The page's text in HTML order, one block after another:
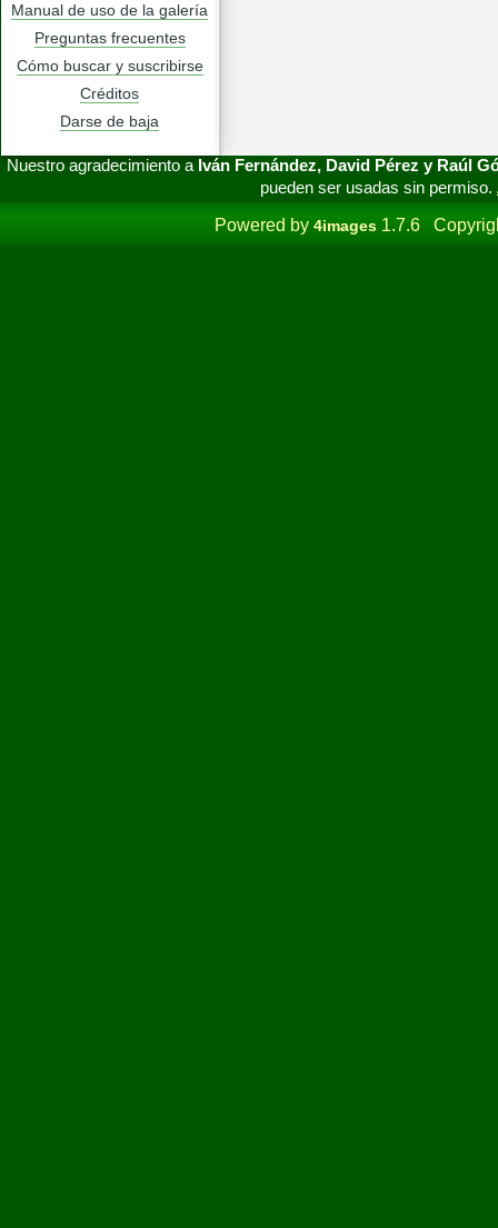
Manual de uso de la galería
Preguntas frecuentes
Cómo buscar y suscribirse
Créditos
Darse de baja
Nuestro agradecimiento a Iván Fernández, David Pérez y Raúl
pueden ser usadas sin permiso.
Powered by 4images 1.7.6